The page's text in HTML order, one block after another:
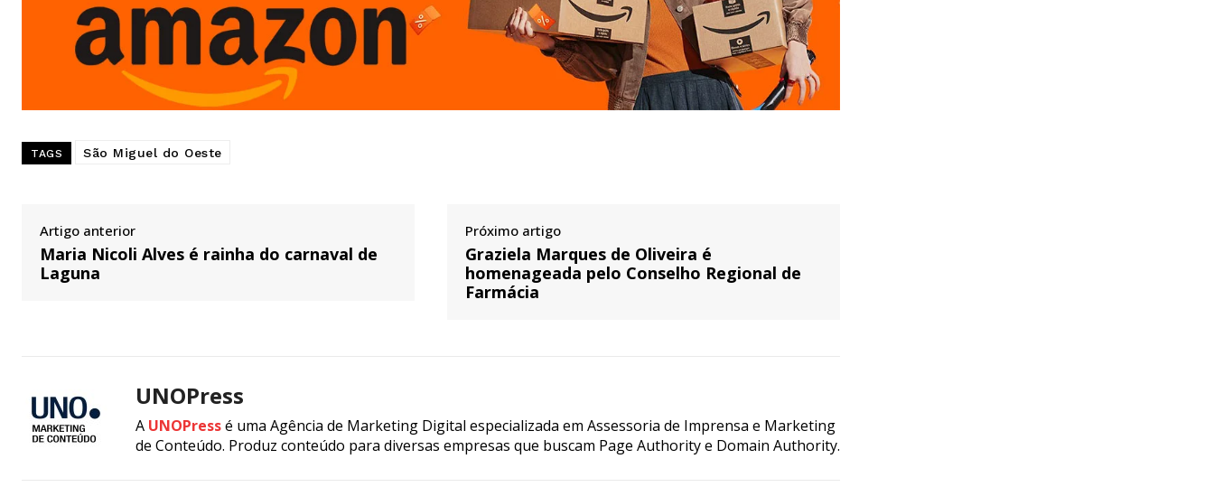
TAGS São Miguel do Oeste
Artigo anterior
Maria Nicoli Alves é rainha do carnaval de
Laguna
Próximo artigo
Graziela Marques de Oliveira é
homenageada pelo Conselho Regional de
Farmácia
UNOPress
A UNOPressé uma Agência de Marketing Digital especializada em Assessoria de Imprensa e Marketing
de Conteúdo. Produz conteúdo para diversas empresas que buscam Page Authority e Domain Authority.